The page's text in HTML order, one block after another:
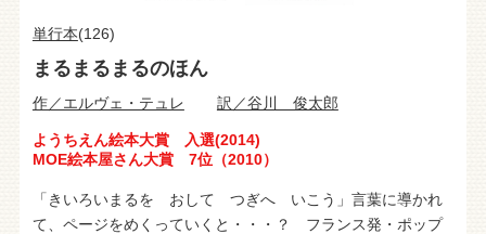
単行本(126)
まるまるまるのほん
作／エルヴェ・テュレ 訳／谷川 俊太郎
ようちえん絵本大賞 入選(2014)
MOE絵本屋さん大賞 7位（2010）
「きいろいまるを おして つぎへ いこう」言葉に導かれ
て、ページをめくっていくと・・・？ フランス発・ポップ